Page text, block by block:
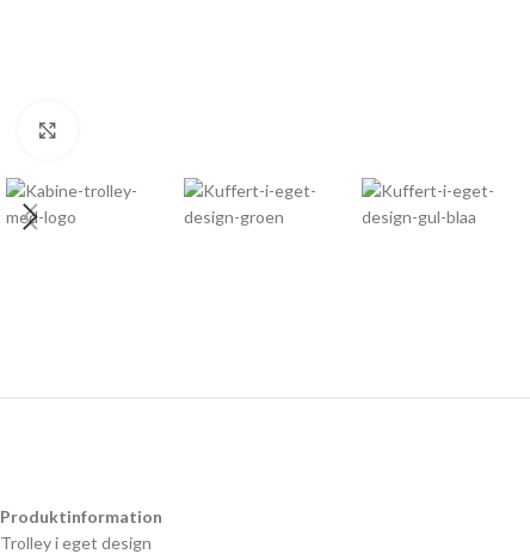
Produktinformation
Trolley i eget design